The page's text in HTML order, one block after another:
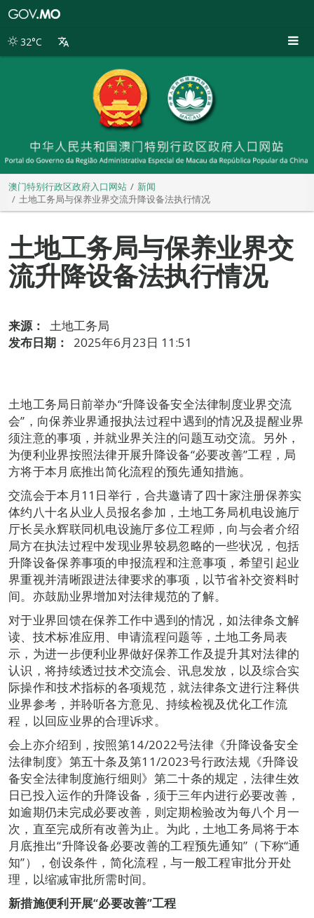
别
32°C
澳门特别行政区政府入口网站
新闻
土地工务局与保养业界交流升降设备法执行情况
土地工务局与保养业界交
流升降设备法执行情况
来源：
土地工务局
发布日期：
2025年6月23日 11:51
土地工务局日前举办“升降设备安全法律制度业界交流
会”，向保养业界通报执法过程中遇到的情况及提醒业界
须注意的事项，并就业界关注的问题互动交流。另外，
为便利业界按照法律开展升降设备“必要改善”工程，局
方将于本月底推出简化流程的预先通知措施。
交流会于本月11日举行，合共邀请了四十家注册保养实
体约八十名从业人员报名参加，土地工务局机电设施厅
厅长吴永辉联同机电设施厅多位工程师，向与会者介绍
局方在执法过程中发现业界较易忽略的一些状况，包括
升降设备保养事项的申报流程和注意事项，希望引起业
界重视并清晰跟进法律要求的事项，以节省补交资料时
间。亦鼓励业界增加对法律规范的了解。
对于业界回馈在保养工作中遇到的情况，如法律条文解
读、技术标准应用、申请流程问题等，土地工务局表
示，为进一步便利业界做好保养工作及提升其对法律的
认识，将持续透过技术交流会、讯息发放，以及综合实
际操作和技术指标的各项规范，就法律条文进行注释供
业界参考，并聆听各方意见、持续检视及优化工作流
程，以回应业界的合理诉求。
会上亦介绍到，按照第14/2022号法律《升降设备安全
法律制度》第五十条及第11/2023号行政法规《升降设
备安全法律制度施行细则》第二十条的规定，法律生效
日已投入运作的升降设备，须于三年内进行必要改善，
如逾期仍未完成必要改善，则定期检验改为每八个月一
次，直至完成所有改善为止。为此，土地工务局将于本
月底推出“升降设备必要改善的工程预先通知”（下称“通
知”），创设条件，简化流程，与一般工程审批分开处
理，以缩减审批所需时间。
新措施便利开展“必要改善”工程